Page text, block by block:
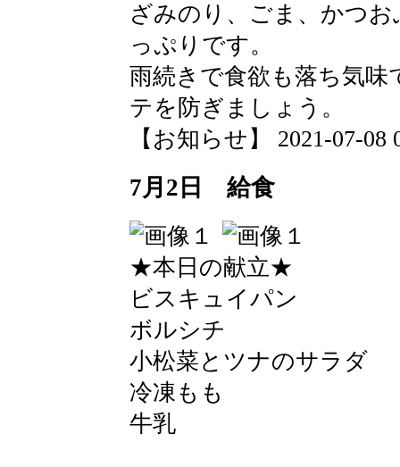
ざみのり、ごま、かつ
っぷりです。
雨続きで食欲も落ち気
テを防ぎましょう。
【お知らせ】 2021-07-08
7月2日 給食
★本日の献立★
ビスキュイパン
ボルシチ
小松菜とツナのサラダ
冷凍もも
牛乳